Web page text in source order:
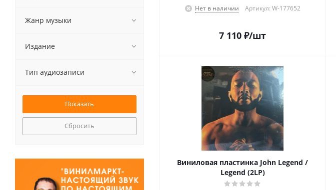
Нет в наличии Артикул: W-177652
7 110 ₽/шт
Виниловая пластинка John Legend /
Legend (2LP)
Жанр музыки
Издание
Тип аудиозаписи
Сбросить